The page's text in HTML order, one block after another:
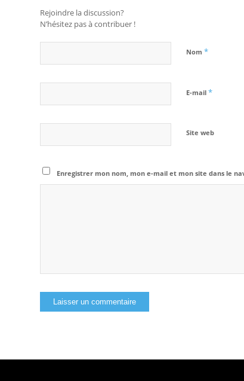
Rejoindre la discussion?
N’hésitez pas à contribuer !
Nom *
E-mail *
Site web
Enregistrer mon nom, mon e-mail et mon site dans le